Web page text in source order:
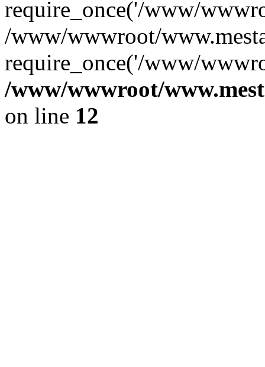
require_once('/www/
/www/wwwroot/
require_once('/www/
/www/wwwroot/
on line 12